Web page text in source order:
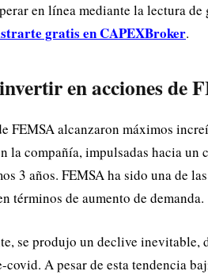
en línea mediante la lectura de
gratis en CAPEXBroker.
en acciones de
FEMSA alcanzaron máximos
la compañía, impulsadas hacia
3 años. FEMSA ha sido una de
términos de aumento de demanda.
se produjo un declive inevitable,
A pesar de esta tendencia